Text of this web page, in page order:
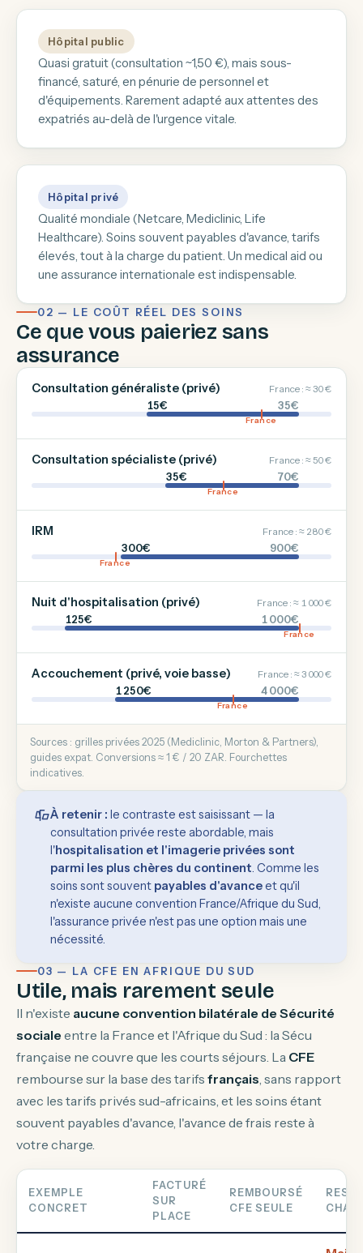
Hôpital public
Quasi gratuit (consultation ~1,50 €), mais sous-
financé, saturé, en pénurie de personnel et
d'équipements. Rarement adapté aux attentes des
expatriés au-delà de l'urgence vitale.
Hôpital privé
Qualité mondiale (Netcare, Mediclinic, Life
Healthcare). Soins souvent payables d'avance, tarifs
élevés, tout à la charge du patient. Un medical aid ou
une assurance internationale est indispensable.
02 — LE COÛT RÉEL DES SOINS
Ce que vous paieriez sans
assurance
Consultation généraliste (privé) France : ≈ 30 €
15€ 35€
France
Consultation spécialiste (privé) France : ≈ 50 €
35€ 70€
France
IRM France : ≈ 280 €
300€ 900€
France
Nuit d'hospitalisation (privé) France : ≈ 1 000 €
125€ 1 000€
France
Accouchement (privé, voie basse) France : ≈ 3 000 €
1 250€ 4 000€
France
Sources : grilles privées 2025 (Mediclinic, Morton & Partners),
guides expat. Conversions ≈ 1 € / 20 ZAR. Fourchettes
indicatives.
À retenir : le contraste est saisissant — la
consultation privée reste abordable, mais
l'hospitalisation et l'imagerie privées sont
parmi les plus chères du continent. Comme les
soins sont souvent payables d'avanceet qu'il
n'existe aucune convention France/Afrique du Sud,
l'assurance privée n'est pas une option mais une
nécessité.
03 — LA CFE EN AFRIQUE DU SUD
Utile, mais rarement seule
Il n'existe aucune convention bilatérale de Sécurité
sociale entre la France et l'Afrique du Sud : la Sécu
française ne couvre que les courts séjours. La CFE
rembourse sur la base des tarifs français, sans rapport
avec les tarifs privés sud-africains, et les soins étant
souvent payables d'avance, l'avance de frais reste à
votre charge.
EXEMPLE
CONCRET
FACTURÉ
SUR
PLACE
REMBOURSÉ
CFE SEULE